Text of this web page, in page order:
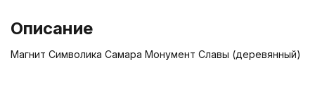
Описание
Магнит Символика Самара Монумент Славы (деревянный)